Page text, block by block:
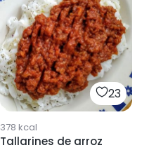
23
378 kcal
Tallarines de arroz